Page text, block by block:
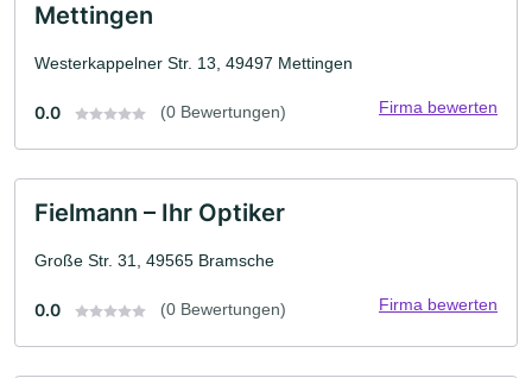
Mettingen
Westerkappelner Str. 13, 49497 Mettingen
0.0 (0 Bewertungen) Firma bewerten
Fielmann – Ihr Optiker
Große Str. 31, 49565 Bramsche
0.0 (0 Bewertungen) Firma bewerten